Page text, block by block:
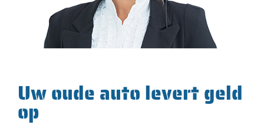
Uw oude auto levert geld
op